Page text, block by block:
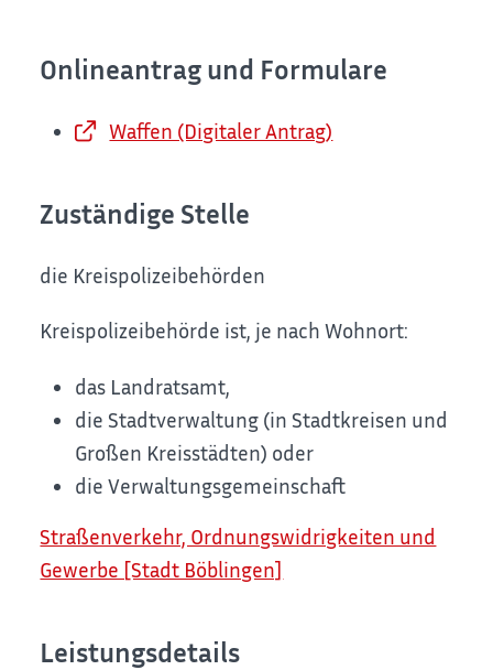
Onlineantrag und Formulare
Waffen (Digitaler Antrag)
Zuständige Stelle
die Kreispolizeibehörden
Kreispolizeibehörde ist, je nach Wohnort:
das Landratsamt,
die Stadtverwaltung (in Stadtkreisen und
Großen Kreisstädten) oder
die Verwaltungsgemeinschaft
Straßenverkehr, Ordnungswidrigkeiten und
Gewerbe [Stadt Böblingen]
Leistungsdetails